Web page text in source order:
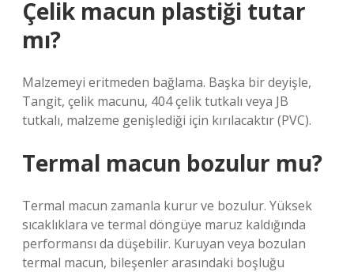
Çelik macun plastiği tutar
mı?
Malzemeyi eritmeden bağlama. Başka bir deyişle,
Tangit, çelik macunu, 404 çelik tutkalı veya JB
tutkalı, malzeme genişlediği için kırılacaktır (PVC).
Termal macun bozulur mu?
Termal macun zamanla kurur ve bozulur. Yüksek
sıcaklıklara ve termal döngüye maruz kaldığında
performansı da düşebilir. Kuruyan veya bozulan
termal macun, bileşenler arasındaki boşluğu